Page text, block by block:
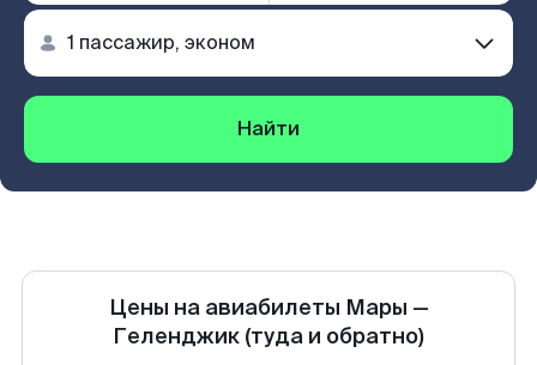
Найти
Цены на авиабилеты Мары —
Геленджик (туда и обратно)